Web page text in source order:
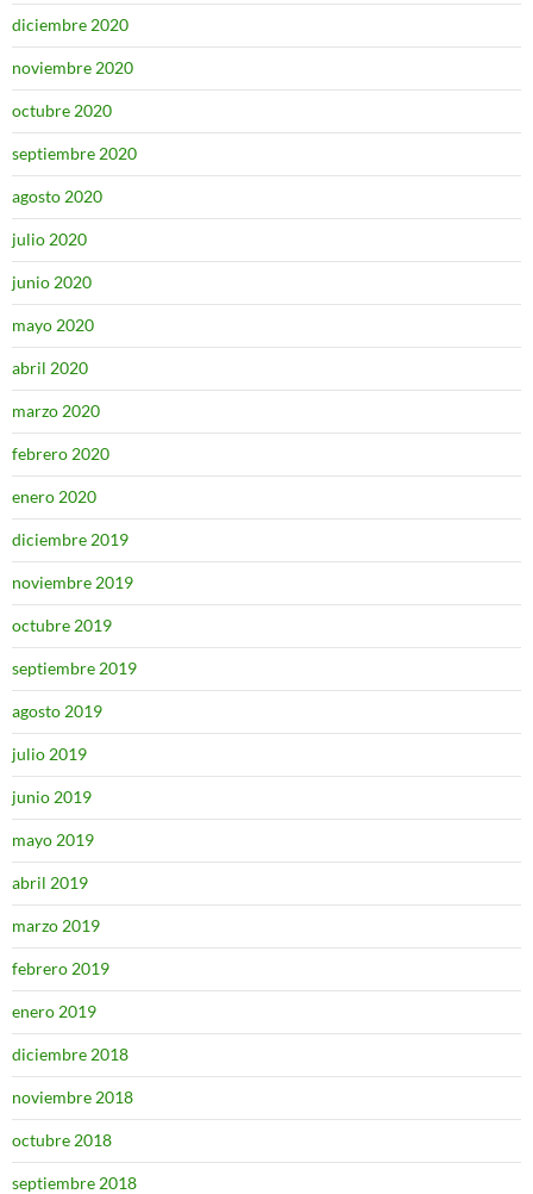
diciembre 2020
noviembre 2020
octubre 2020
septiembre 2020
agosto 2020
julio 2020
junio 2020
mayo 2020
abril 2020
marzo 2020
febrero 2020
enero 2020
diciembre 2019
noviembre 2019
octubre 2019
septiembre 2019
agosto 2019
julio 2019
junio 2019
mayo 2019
abril 2019
marzo 2019
febrero 2019
enero 2019
diciembre 2018
noviembre 2018
octubre 2018
septiembre 2018